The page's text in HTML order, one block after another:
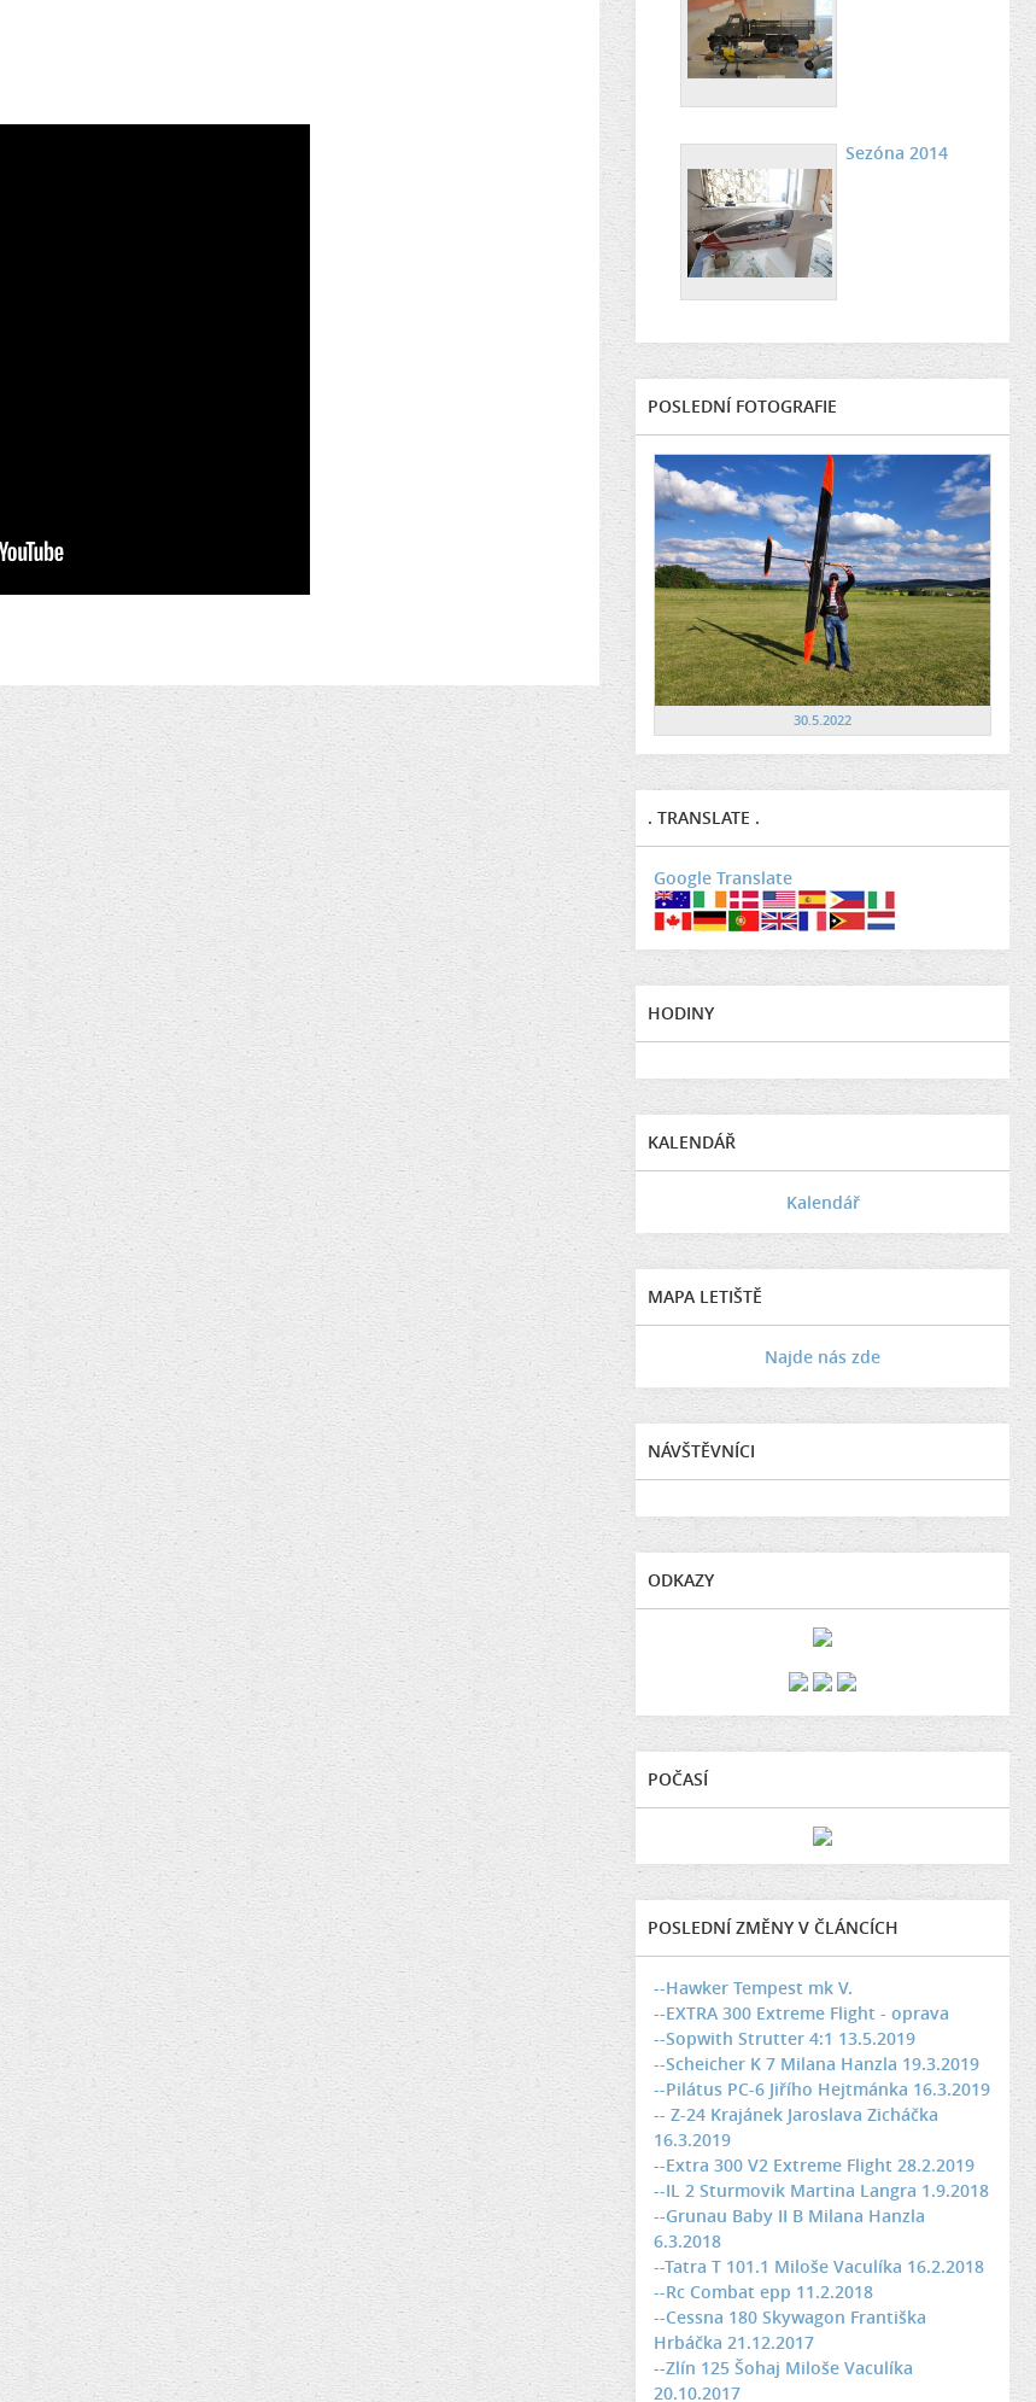
Sezóna 2014
POSLEDNÍ FOTOGRAFIE
30.5.2022
. TRANSLATE .
Google Translate
HODINY
KALENDÁŘ
Kalendář
MAPA LETIŠTĚ
Najde nás zde
NÁVŠTĚVNÍCI
ODKAZY
POČASÍ
POSLEDNÍ ZMĚNY V ČLÁNCÍCH
--Hawker Tempest mk V.
--EXTRA 300 Extreme Flight - oprava
--Sopwith Strutter 4:1 13.5.2019
--Scheicher K 7 Milana Hanzla 19.3.2019
--Pilátus PC-6 Jiřího Hejtmánka 16.3.2019
-- Z-24 Krajánek Jaroslava Zicháčka
16.3.2019
--Extra 300 V2 Extreme Flight 28.2.2019
--IL 2 Sturmovik Martina Langra 1.9.2018
--Grunau Baby II B Milana Hanzla
6.3.2018
--Tatra T 101.1 Miloše Vaculíka 16.2.2018
--Rc Combat epp 11.2.2018
--Cessna 180 Skywagon Františka
Hrbáčka 21.12.2017
--Zlín 125 Šohaj Miloše Vaculíka
20.10.2017